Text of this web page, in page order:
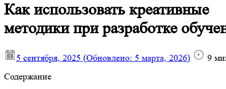
Как использовать креативные
методики при разработке
5 сентября, 2025 (Обновлено: 5 марта, 2026) 9
Содержание